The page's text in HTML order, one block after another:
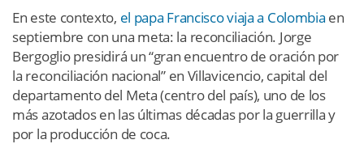
En este contexto, el papa Francisco viaja a Colombia en
septiembre con una meta: la reconciliación. Jorge
Bergoglio presidirá un “gran encuentro de oración por
la reconciliación nacional” en Villavicencio, capital del
departamento del Meta (centro del país), uno de los
más azotados en las últimas décadas por la guerrilla y
por la producción de coca.